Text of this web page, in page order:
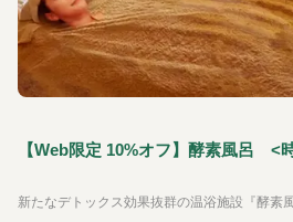
【Web限定 10%オフ】酵素風呂 <